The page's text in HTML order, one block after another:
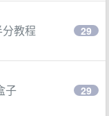
教程 29
子 29